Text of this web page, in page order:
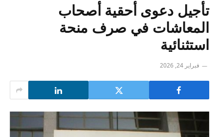
تأجيل دعوى أحقية أصحاب
المعاشات في صرف منحة
استثنائية
فبراير 24, 2026